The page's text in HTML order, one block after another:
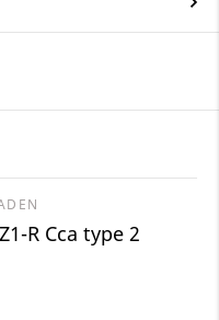
R Cca type 2